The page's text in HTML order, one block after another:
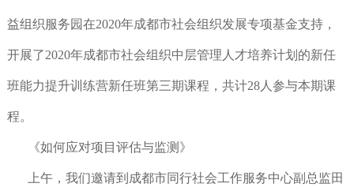
益组织服务园在2020年成都市社会组织发展专项基金支持，
开展了2020年成都市社会组织中层管理人才培养计划的新任
班能力提升训练营新任班第三期课程，共计28人参与本期课
程。
《如何应对项目评估与监测》
上午，我们邀请到成都市同行社会工作服务中心副总监田